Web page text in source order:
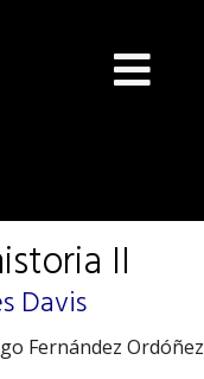
II
Davis
Fernández Ordóñez